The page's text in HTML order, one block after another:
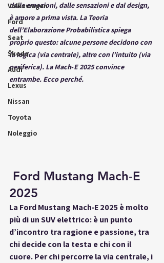
Volkswagen
Ford
Seat
Škoda
Audi
Lexus
Nissan
Toyota
Noleggio
dalle emozioni, dalle sensazioni e dal design,
è amore a prima vista. La Teoria
dell’Elaborazione Probabilistica spiega
proprio questo: alcune persone decidono con
la logica (via centrale), altre con l’intuito (via
periferica). La Mach‑E 2025 convince
entrambe. Ecco perché.
Ford Mustang Mach‑E
2025
La Ford Mustang Mach‑E 2025 è molto
più di un SUV elettrico: è un punto
d’incontro tra ragione e passione, tra
chi decide con la testa e chi con il
cuore. Per chi percorre la via centrale, i